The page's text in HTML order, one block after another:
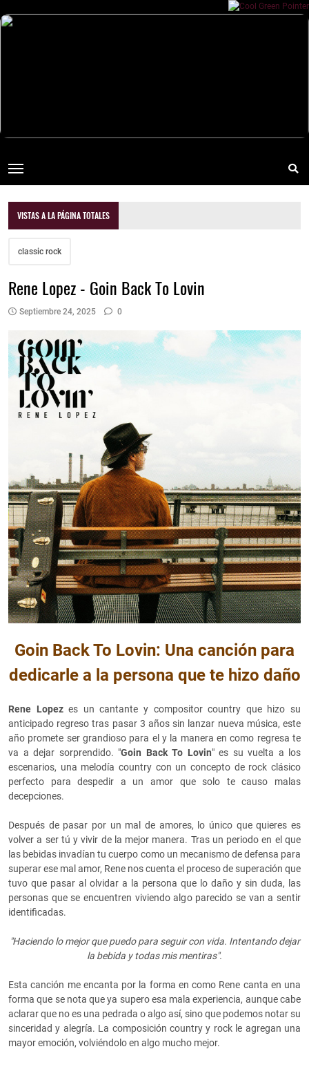
VISTAS A LA PÁGINA TOTALES
classic rock
Rene Lopez - Goin Back To Lovin
Septiembre 24, 2025 0
Goin Back To Lovin: Una canción para
dedicarle a la persona que te hizo daño
Rene Lopezes un cantante y compositor country que hizo su
anticipado regreso tras pasar 3 años sin lanzar nueva música, este
año promete ser grandioso para el y la manera en como regresa te
va a dejar sorprendido. "Goin Back To Lovin" es su vuelta a los
escenarios, una melodía country con un concepto de rock clásico
perfecto para despedir a un amor que solo te causo malas
decepciones.
Después de pasar por un mal de amores, lo único que quieres es
volver a ser tú y vivir de la mejor manera. Tras un periodo en el que
las bebidas invadían tu cuerpo como un mecanismo de defensa para
superar ese mal amor, Rene nos cuenta el proceso de superación que
tuvo que pasar al olvidar a la persona que lo daño y sin duda, las
personas que se encuentren viviendo algo parecido se van a sentir
identificadas.
"Haciendo lo mejor que puedo para seguir con vida. Intentando dejar
la bebida y todas mis mentiras".
Esta canción me encanta por la forma en como Rene canta en una
forma que se nota que ya supero esa mala experiencia, aunque cabe
aclarar que no es una pedrada o algo así, sino que podemos notar su
sinceridad y alegría. La composición country y rock le agregan una
mayor emoción, volviéndolo en algo mucho mejor.